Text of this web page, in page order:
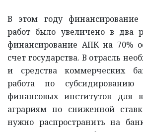
В этом году финансирование
работ было увеличено в два
финансирование АПК на 70%
счет государства. В отрасль
и средства коммерческих
работа по субсидированию
финансовых институтов для
аграриям по сниженной
нужно распространить на